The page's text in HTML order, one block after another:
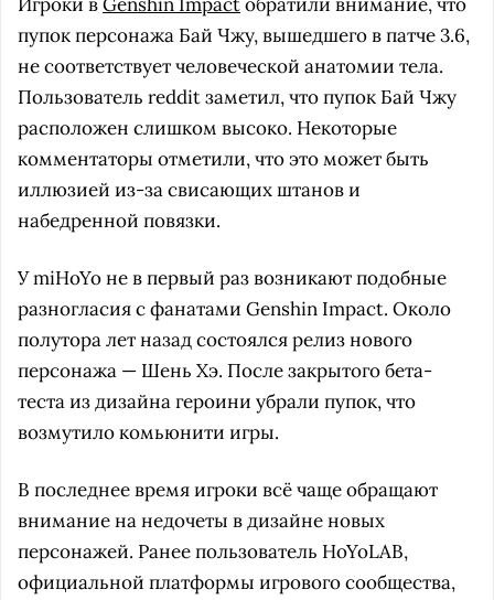
пупок персонажа Бай Чжу, вышедшего в патче 3.6,
не соответствует человеческой анатомии тела.
Пользователь reddit заметил, что пупок Бай Чжу
расположен слишком высоко. Некоторые
комментаторы отметили, что это может быть
иллюзией из-за свисающих штанов и
набедренной повязки.
У miHoYo не в первый раз возникают подобные
разногласия с фанатами Genshin Impact. Около
полутора лет назад состоялся релиз нового
персонажа — Шень Хэ. После закрытого бета-
теста из дизайна героини убрали пупок, что
возмутило комьюнити игры.
В последнее время игроки всё чаще обращают
внимание на недочеты в дизайне новых
персонажей. Ранее пользователь HoYoLAB,
официальной платформы игрового сообщества,